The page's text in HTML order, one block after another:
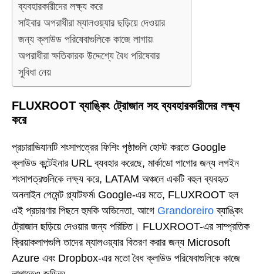
ব্যবহারকারীদের লক্ষ্য করে
সাইবার অপরাধীরা ম্যালওয়্যার ছড়িয়ে দেওয়ার
জন্য ক্লাউড পরিষেবাগুলিকে কাজে লাগায়৷
অপরাধীরা ক্ষতিকারক উদ্দেশ্যে বৈধ পরিষেবার
সুবিধা নেয়
FLUXROOT ব্যাঙ্কিং ট্রোজান সহ ব্যবহারকারীদের লক্ষ্য
করে
প্রচারাভিযানটি শংসাপত্রের ফিশিং পৃষ্ঠাগুলি হোস্ট করতে Google
ক্লাউড কন্টেইনার URL ব্যবহার করেছে, মার্কাডো পাগোর জন্য লগইন
শংসাপত্রগুলিকে লক্ষ্য করে, LATAM অঞ্চলে একটি বহুল ব্যবহৃত
অনলাইন পেমেন্ট প্ল্যাটফর্ম৷ Google-এর মতে, FLUXROOT হল
এই প্রচারণার পিছনে হুমকি অভিনেতা, আগে Grandoreiro ব্যাঙ্কিং
ট্রোজান ছড়িয়ে দেওয়ার জন্য পরিচিত। FLUXROOT-এর সাম্প্রতিক
ক্রিয়াকলাপগুলি তাদের ম্যালওয়্যার বিতরণ করার জন্য Microsoft
Azure এবং Dropbox-এর মতো বৈধ ক্লাউড পরিষেবাগুলিকে কাজে